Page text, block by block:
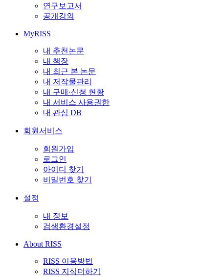
연구보고서
공개강의
MyRISS
내 추천논문
내 책장
내 최근 본 논문
내 저작물관리
내 구매·신청 현황
내 서비스 사용권한
내 관심 DB
회원서비스
회원가입
로그인
아이디 찾기
비밀번호 찾기
설정
내 정보
검색환경설정
About RISS
RISS 이용방법
RISS 지식더하기